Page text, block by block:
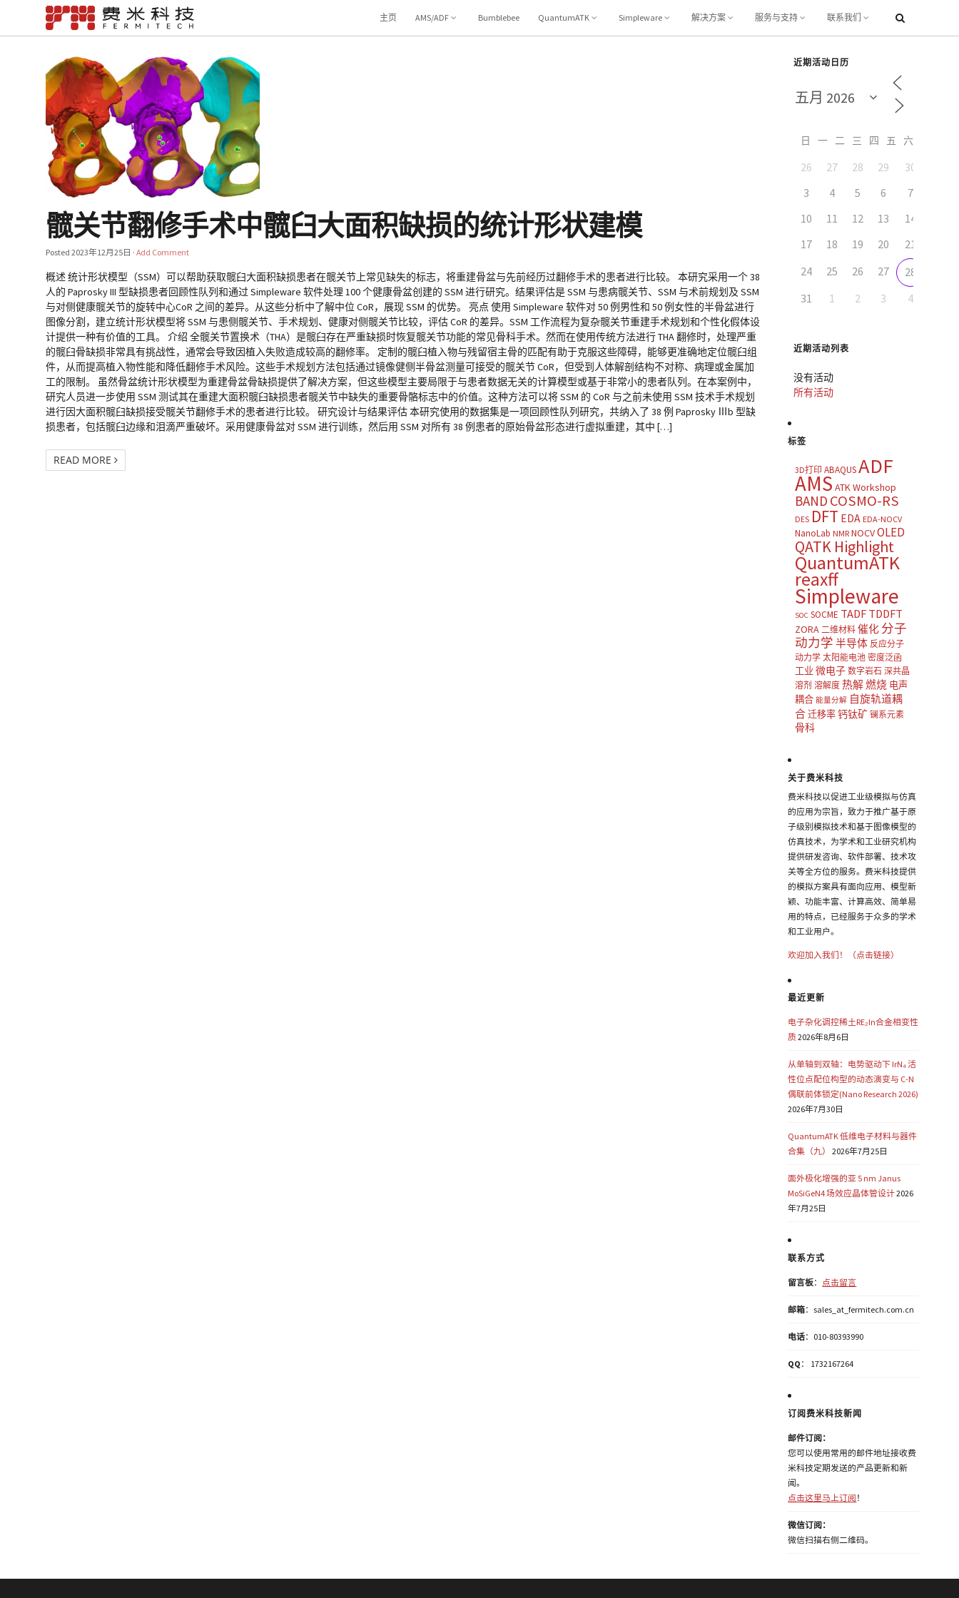
主页 AMS/ADF Bumblebee QuantumATK Simpleware 解决方案 服务与支持 联系我们
髋关节翻修手术中髋臼大面积缺损的统计形状建模
Posted2023年12月25日 ·Add Comment
概述 统计形状模型（SSM）可以帮助获取髋臼大面积缺损患者在髋关节上常见缺失的标志，将重建骨盆与先前经历过翻修手术的患者进行比较。 本研究采用一个 38
人的 Paprosky III 型缺损患者回顾性队列和通过 Simpleware 软件处理 100 个健康骨盆创建的 SSM 进行研究。结果评估是 SSM 与患病髋关节、SSM 与术前规划及 SSM
与对侧健康髋关节的旋转中心CoR 之间的差异。从这些分析中了解中位 CoR，展现 SSM 的优势。 亮点 使用 Simpleware 软件对 50 例男性和 50 例女性的半骨盆进行
图像分割，建立统计形状模型将 SSM 与患侧髋关节、手术规划、健康对侧髋关节比较，评估 CoR 的差异。SSM 工作流程为复杂髋关节重建手术规划和个性化假体设
计提供一种有价值的工具。 介绍 全髋关节置换术（THA）是髋臼存在严重缺损时恢复髋关节功能的常见骨科手术。然而在使用传统方法进行 THA 翻修时，处理严重
的髋臼骨缺损非常具有挑战性，通常会导致因植入失败造成较高的翻修率。 定制的髋臼植入物与残留宿主骨的匹配有助于克服这些障碍，能够更准确地定位髋臼组
件，从而提高植入物性能和降低翻修手术风险。这些手术规划方法包括通过镜像健侧半骨盆测量可接受的髋关节 CoR，但受到人体解剖结构不对称、病理或金属加
工的限制。 虽然骨盆统计形状模型为重建骨盆骨缺损提供了解决方案，但这些模型主要局限于与患者数据无关的计算模型或基于非常小的患者队列。在本案例中，
研究人员进一步使用 SSM 测试其在重建大面积髋臼缺损患者髋关节中缺失的重要骨骼标志中的价值。这种方法可以将 SSM 的 CoR 与之前未使用 SSM 技术手术规划
进行因大面积髋臼缺损接受髋关节翻修手术的患者进行比较。 研究设计与结果评估 本研究使用的数据集是一项回顾性队列研究，共纳入了 38 例 Paprosky Ⅲb 型缺
损患者，包括髋臼边缘和泪滴严重破坏。采用健康骨盆对 SSM 进行训练，然后用 SSM 对所有 38 例患者的原始骨盆形态进行虚拟重建，其中 […]
READ MORE
近期活动日历
日 一 二 三 四 五
26 27 28 29 30
3
4 5 6 7
10
11 12 13 14
17
18 19 20 21
24
25 26 27 28
31
1 2 3 4
近期活动列表
没有活动
所有活动
标签
3D打印 ABAQUSADF
AMS ATK Workshop
BAND COSMO-RS
DES DFT EDA EDA-NOCV
NanoLab NMR NOCVOLED
QATK Highlight
QuantumATK
reaxff
Simpleware
SOC SOCME TADF TDDFT
ZORA 二维材料 催化 分子
动力学 半导体 反应分子
动力学 太阳能电池 密度泛函
工业 微电子 数字岩石 深共晶
溶剂 溶解度 热解燃烧 电声
耦合 能量分解 自旋轨道耦
合迁移率钙钛矿 镧系元素
骨科
关于费米科技
费米科技以促进工业级模拟与仿真
的应用为宗旨，致力于推广基于原
子级别模拟技术和基于图像模型的
仿真技术，为学术和工业研究机构
提供研发咨询、软件部署、技术攻
关等全方位的服务。费米科技提供
的模拟方案具有面向应用、模型新
颖、功能丰富、计算高效、简单易
用的特点，已经服务于众多的学术
和工业用户。
欢迎加入我们！（点击链接）
最近更新
电子杂化调控稀土RE₂In合金相变性
质2026年8月6日
从单轴到双轴：电势驱动下 IrN₄ 活
性位点配位构型的动态演变与 C-N
偶联前体锁定(Nano Research 2026)
2026年7月30日
QuantumATK 低维电子材料与器件
合集（九）
2026年7月25日
面外极化增强的亚 5 nm Janus
MoSiGeN4 场效应晶体管设计2026
年7月25日
联系方式
留言板： 点击留言
邮箱：sales_at_fermitech.com.cn
电话：010-80393990
QQ ： 1732167264
订阅费米科技新闻
邮件订阅：
您可以使用常用的邮件地址接收费
米科技定期发送的产品更新和新
闻。
点击这里马上订阅 ！
微信订阅：
微信扫描右侧二维码。